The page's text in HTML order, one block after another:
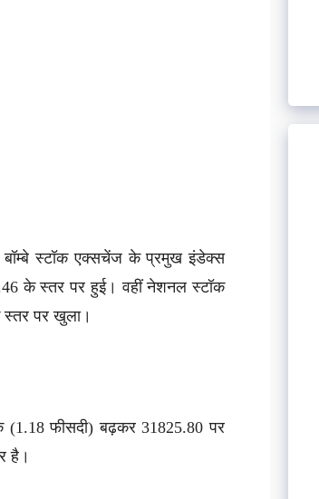
बॉम्बे स्टॉक एक्सचेंज के प्रमुख इंडेक्स
के स्तर पर हुई। वहीं नेशनल स्टॉक
स्तर पर खुला।
फीसदी) बढ़कर 31825.80 पर
है।